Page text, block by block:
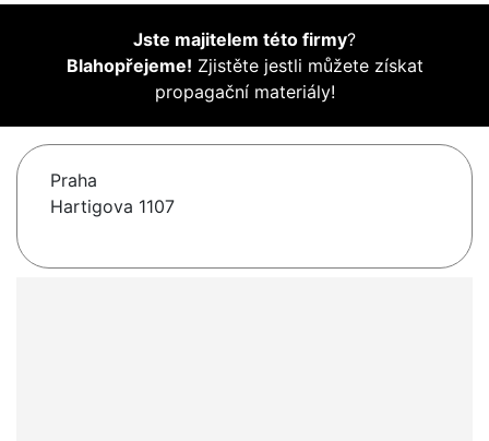
Jste majitelem této firmy?
Blahopřejeme! Zjistěte jestli můžete získat
propagační materiály!
Praha
Hartigova 1107